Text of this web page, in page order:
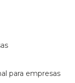
para empresas